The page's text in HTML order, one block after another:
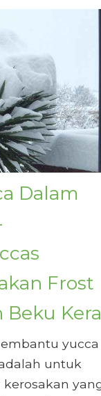
Dalam
Frost
Beku
yucca
untuk